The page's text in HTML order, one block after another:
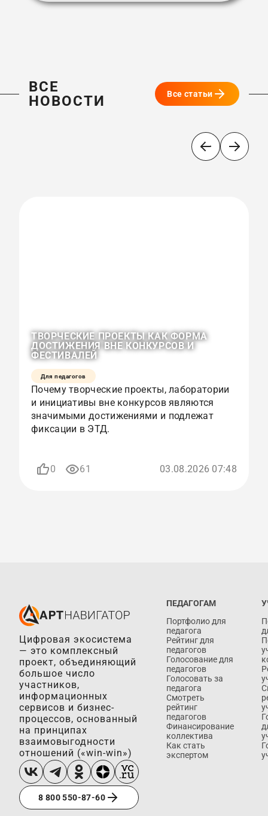
ВСЕ
НОВОСТИ
Все статьи
ТВОРЧЕСКИЕ ПРОЕКТЫ КАК ФОРМА
ДОСТИЖЕНИЯ ВНЕ КОНКУРСОВ И
ФЕСТИВАЛЕЙ
Для педагогов
Почему творческие проекты, лаборатории
и инициативы вне конкурсов являются
значимыми достижениями и подлежат
фиксации в ЭТД.
0 61 03.08.2026 07:48
Цифровая экосистема
— это комплексный
проект, объединяющий
большое число
участников,
информационных
сервисов и бизнес-
процессов, основанный
на принципах
взаимовыгодности
отношений («win-win»)
8 800 550-87-60
ПЕДАГОГАМ
Портфолио для
педагога
Рейтинг для
педагогов
Голосование для
педагогов
Голосовать за
педагога
Смотреть
рейтинг
педагогов
Финансирование
коллектива
Как стать
экспертом